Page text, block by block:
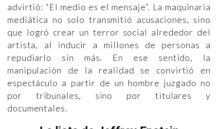
advirtió: “El medio es el mensaje”. La maquinaria
mediática no solo transmitió acusaciones, sino
que logró crear un terror social alrededor del
artista, al inducir a millones de personas a
repudiarlo sin más. En ese sentido, la
manipulación de la realidad se convirtió en
espectáculo a partir de un hombre juzgado no
por tribunales, sino por titulares y
documentales.